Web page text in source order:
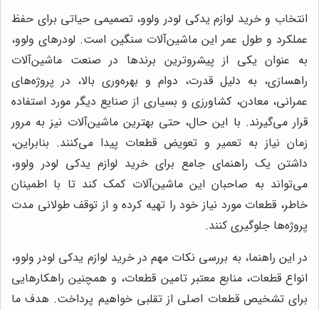
انتخاب و خرید لوازم یدکی لودر ولوو، تصمیمی حیاتی برای حفظ
عملکرد و طول عمر این ماشین‌آلات سنگین است. لودرهای ولوو،
به عنوان یکی از پیشروترین برندها در صنعت ماشین‌آلات
راهسازی، به دلیل قدرت، دوام و بهره‌وری بالا، در پروژه‌های
عمرانی، معادن، کشاورزی و بسیاری از صنایع دیگر مورد استفاده
قرار می‌گیرند. با این حال، حتی بهترین ماشین‌آلات نیز به مرور
زمان نیاز به تعمیر و تعویض قطعات پیدا می‌کنند. بنابراین،
داشتن یک راهنمای جامع برای خرید لوازم یدکی لودر ولوو،
می‌تواند به صاحبان این ماشین‌آلات کمک کند تا با اطمینان
خاطر، قطعات مورد نیاز خود را تهیه کرده و از توقف طولانی مدت
پروژه‌ها جلوگیری کنند.
در این راهنما، به بررسی نکات مهم در خرید لوازم یدکی لودر ولوو،
انواع قطعات، منابع معتبر تامین قطعات، و همچنین راهکارهایی
برای تشخیص قطعات اصلی از تقلبی خواهیم پرداخت. هدف ما